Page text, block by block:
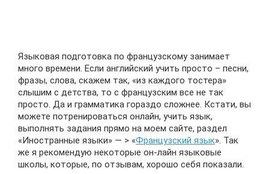
Языковая подготовка по французскому занимает
много времени. Если английский учить просто – песни,
фразы, слова, скажем так, «из каждого тостера»
слышим с детства, то с французским все не так
просто. Да и грамматика гораздо сложнее. Кстати, вы
можете потренироваться онлайн, учить язык,
выполнять задания прямо на моем сайте, раздел
«Иностранные языки» — > «Французский язык». Так
же я рекомендую некоторые он-лайн языковые
школы, которые, по отзывам, хорошо себя показали.